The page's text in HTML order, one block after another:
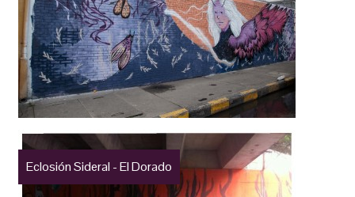
Eclosión Sideral - El Dorado